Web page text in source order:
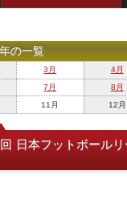
の一覧
3月
4月
7月
8月
11月 12月
日本フットボール